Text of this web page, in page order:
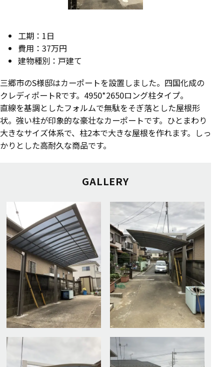
工期：1日
費用：37万円
建物種別：戸建て
三郷市のS様邸はカーポートを設置しました。四国化成の
クレディポートRです。4950*2650ロング柱タイプ。
直線を基調としたフォルムで無駄をそぎ落とした屋根形
状。強い柱が印象的な豪壮なカーポートです。ひとまわり
大きなサイズ体系で、柱2本で大きな屋根を作れます。しっ
かりとした高耐久な商品です。
GALLERY